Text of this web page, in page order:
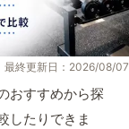
最終更新日：2026/08/07
おすすめから探
したりできま